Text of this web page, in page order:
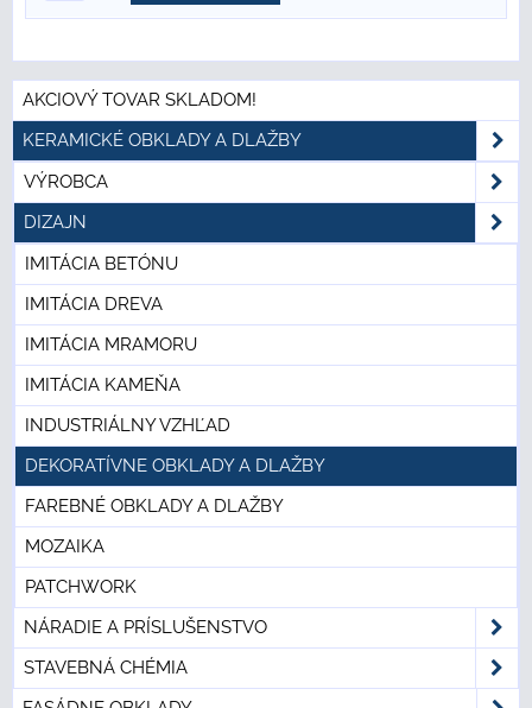
AKCIOVÝ TOVAR SKLADOM!
KERAMICKÉ OBKLADY A DLAŽBY
VÝROBCA
DIZAJN
IMITÁCIA BETÓNU
IMITÁCIA DREVA
IMITÁCIA MRAMORU
IMITÁCIA KAMEŇA
INDUSTRIÁLNY VZHĽAD
DEKORATÍVNE OBKLADY A DLAŽBY
FAREBNÉ OBKLADY A DLAŽBY
MOZAIKA
PATCHWORK
NÁRADIE A PRÍSLUŠENSTVO
STAVEBNÁ CHÉMIA